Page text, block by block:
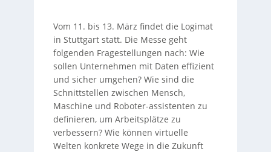
Vom 11. bis 13. März findet die Logimat
in Stuttgart statt. Die Messe geht
folgenden Fragestellungen nach: Wie
sollen Unternehmen mit Daten effizient
und sicher umgehen? Wie sind die
Schnittstellen zwischen Mensch,
Maschine und Roboter-assistenten zu
definieren, um Arbeitsplätze zu
verbessern? Wie können virtuelle
Welten konkrete Wege in die Zukunft